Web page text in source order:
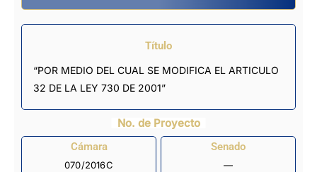
Título
“POR MEDIO DEL CUAL SE MODIFICA EL ARTICULO
32 DE LA LEY 730 DE 2001”
No. de Proyecto
Cámara
070/2016C
Senado
—